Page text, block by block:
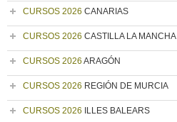
CURSOS 2026 CANARIAS
CURSOS 2026 CASTILLA LA MANCHA
CURSOS 2026 ARAGÓN
CURSOS 2026 REGIÓN DE MURCIA
CURSOS 2026 ILLES BALEARS